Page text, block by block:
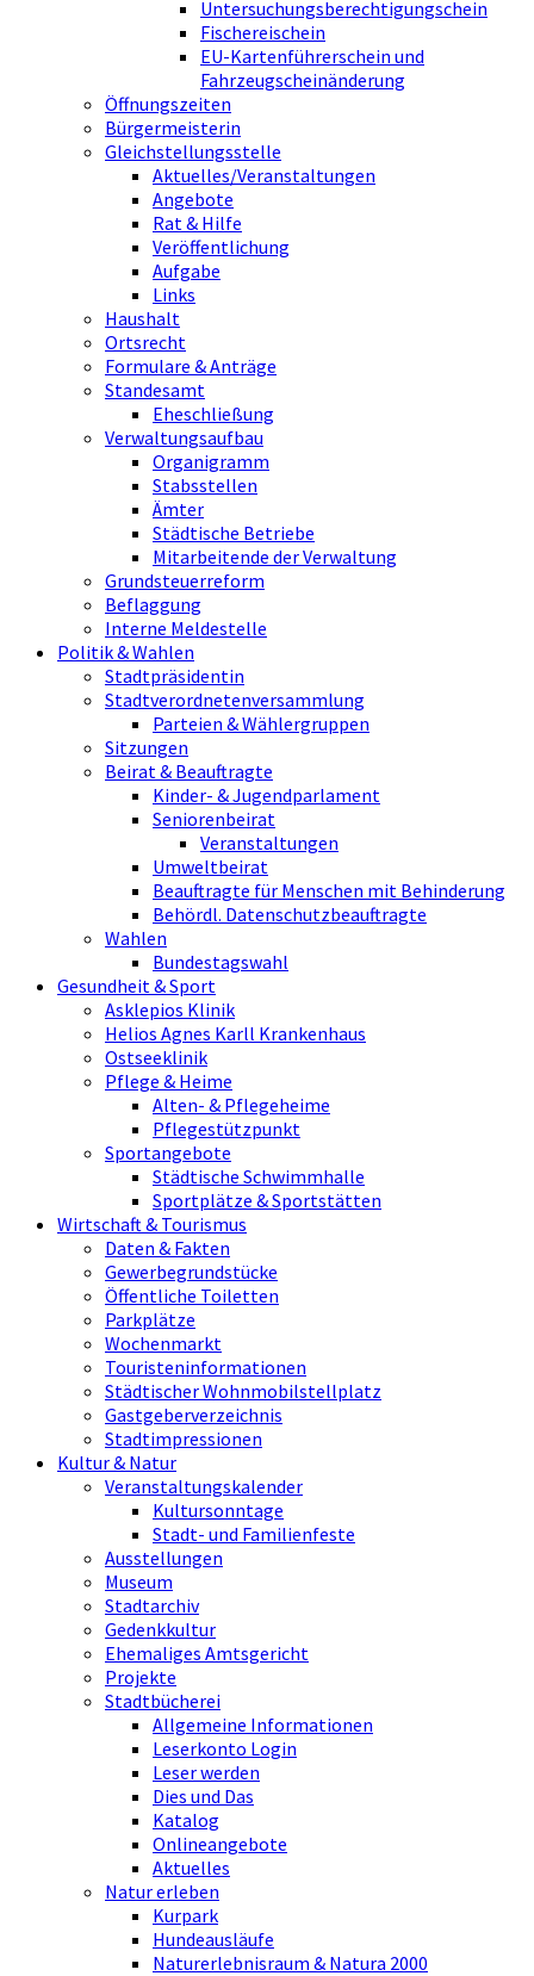
Untersuchungsberechtigungschein
Fischereischein
EU-Kartenführerschein und
Fahrzeugscheinänderung
Öffnungszeiten
Bürgermeisterin
Gleichstellungsstelle
Aktuelles/Veranstaltungen
Angebote
Rat & Hilfe
Veröffentlichung
Aufgabe
Links
Haushalt
Ortsrecht
Formulare & Anträge
Standesamt
Eheschließung
Verwaltungsaufbau
Organigramm
Stabsstellen
Ämter
Städtische Betriebe
Mitarbeitende der Verwaltung
Grundsteuerreform
Beflaggung
Interne Meldestelle
Politik & Wahlen
Stadtpräsidentin
Stadtverordnetenversammlung
Parteien & Wählergruppen
Sitzungen
Beirat & Beauftragte
Kinder- & Jugendparlament
Seniorenbeirat
Veranstaltungen
Umweltbeirat
Beauftragte für Menschen mit Behinderung
Behördl. Datenschutzbeauftragte
Wahlen
Bundestagswahl
Gesundheit & Sport
Asklepios Klinik
Helios Agnes Karll Krankenhaus
Ostseeklinik
Pflege & Heime
Alten- & Pflegeheime
Pflegestützpunkt
Sportangebote
Städtische Schwimmhalle
Sportplätze & Sportstätten
Wirtschaft & Tourismus
Daten & Fakten
Gewerbegrundstücke
Öffentliche Toiletten
Parkplätze
Wochenmarkt
Touristeninformationen
Städtischer Wohnmobilstellplatz
Gastgeberverzeichnis
Stadtimpressionen
Kultur & Natur
Veranstaltungskalender
Kultursonntage
Stadt- und Familienfeste
Ausstellungen
Museum
Stadtarchiv
Gedenkkultur
Ehemaliges Amtsgericht
Projekte
Stadtbücherei
Allgemeine Informationen
Leserkonto Login
Leser werden
Dies und Das
Katalog
Onlineangebote
Aktuelles
Natur erleben
Kurpark
Hundeausläufe
Naturerlebnisraum & Natura 2000